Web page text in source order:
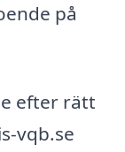
på
efter rätt
vqb.se